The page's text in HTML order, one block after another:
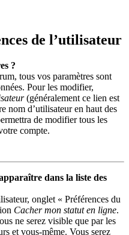
de l’utilisateur
?
tous vos paramètres sont
Pour les modifier,
(généralement ce lien est
nom d’utilisateur en haut des
de modifier tous les
compte.
dans la liste des
onglet « Préférences du
Cacher mon statut en ligne.
ne serez visible que par les
et vous-même. Vous serez